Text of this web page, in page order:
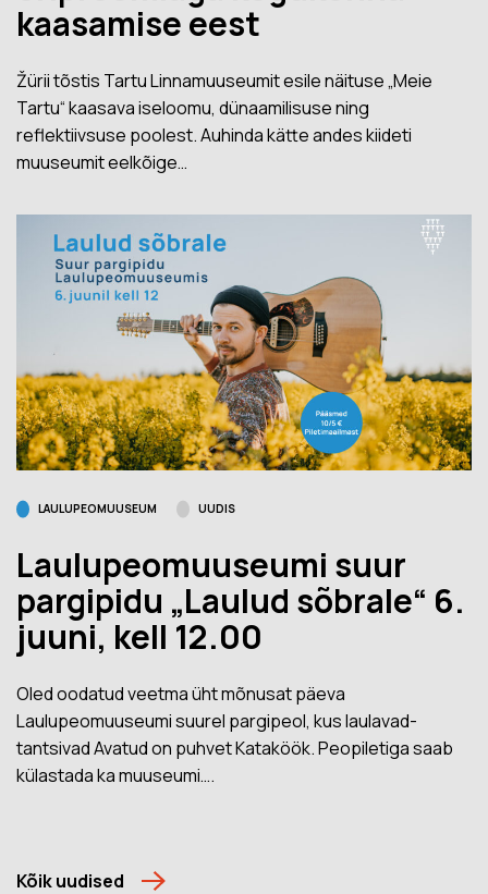
kaasamise eest
Žürii tõstis Tartu Linnamuuseumit esile näituse „Meie
Tartu“ kaasava iseloomu, dünaamilisuse ning
reflektiivsuse poolest. Auhinda kätte andes kiideti
muuseumit eelkõige…
LAULUPEOMUUSEUM UUDIS
Laulupeomuuseumi suur
pargipidu „Laulud sõbrale“ 6.
juuni, kell 12.00
Oled oodatud veetma üht mõnusat päeva
Laulupeomuuseumi suurel pargipeol, kus laulavad-
tantsivad Avatud on puhvet Kataköök. Peopiletiga saab
külastada ka muuseumi….
Kõik uudised